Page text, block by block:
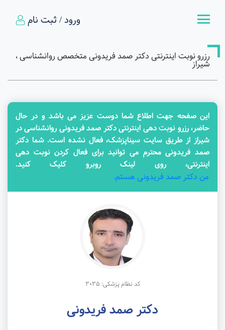
ورود / ثبت نام
رزرو نوبت اینترنتی دکتر صمد فریدونی متخصص روانشناسی ،
شیراز
این صفحه جهت اطلاع شما دوست عزیز می باشد و در حال
حاضر، رزرو نوبت دهی اینترنتی دکتر صمد فریدونی روانشناسی در
شیراز از طریق سایت سیناپزشک، فعال نشده است. شما دکتر
صمد فریدونی محترم می توانید برای فعال کردن نوبت دهی
اینترنتی، روی لینک روبرو کلیک کنید.
من دکتر صمد فریدونی هستم.
کد نظام پزشکی: 3035
دکتر صمد فریدونی